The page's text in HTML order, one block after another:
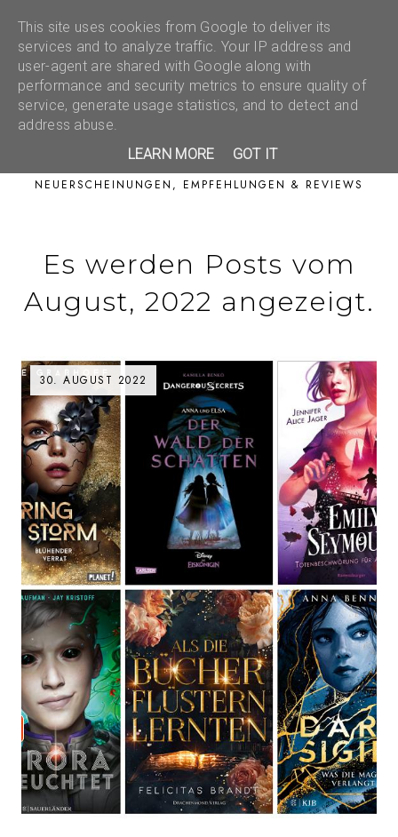
NEUERSCHEINUNGEN, EMPFEHLUNGEN & REVIEWS
Es werden Posts vom
August, 2022 angezeigt.
30. AUGUST 2022
This site uses cookies from Google to deliver its
services and to analyze traffic. Your IP address and
user-agent are shared with Google along with
performance and security metrics to ensure quality of
service, generate usage statistics, and to detect and
address abuse.
LEARN MORE
GOT IT